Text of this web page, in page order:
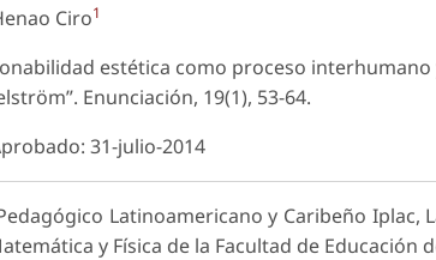
Ciro1
estética como proceso interhumano
Enunciación, 19(1), 53-64.
31-julio-2014
Latinoamericano y Caribeño Iplac,
y Física de la Facultad de Educación